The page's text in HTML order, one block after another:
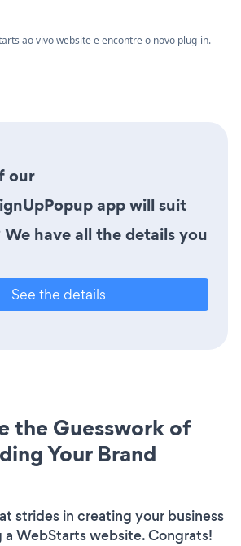
ao vivo website e encontre o novo plug-in.
our
app will suit
have all the details you
See the details
the Guesswork of
Your Brand
strides in creating your business
WebStarts website. Congrats!